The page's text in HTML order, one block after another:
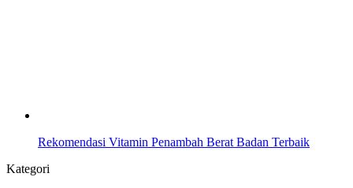
Rekomendasi Vitamin Penambah Berat Badan Terbaik
Kategori